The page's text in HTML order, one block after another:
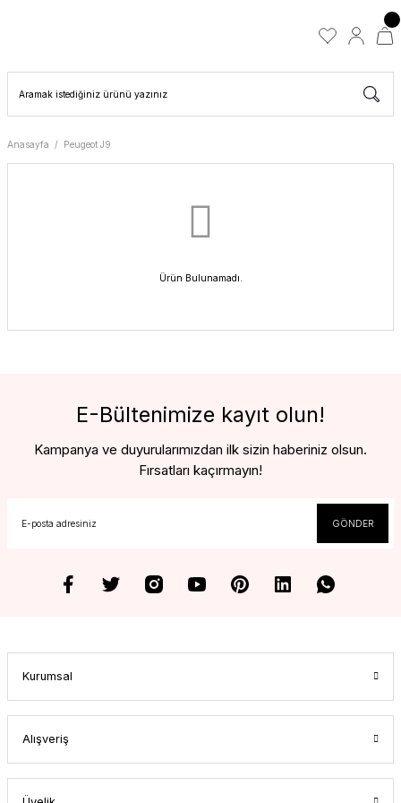
Anasayfa Peugeot J9
Ürün Bulunamadı.
E-Bültenimize kayıt olun!
Kampanya ve duyurularımızdan ilk sizin haberiniz olsun.
Fırsatları kaçırmayın!
GÖNDER
Kurumsal
Alışveriş